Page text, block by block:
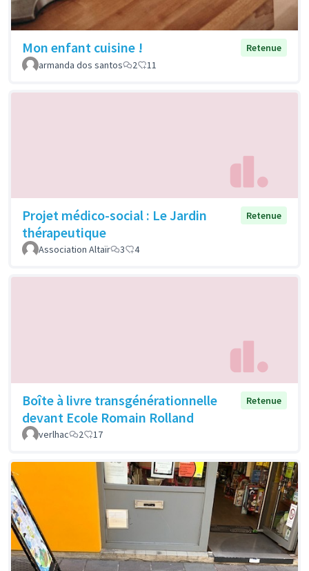
Mon enfant cuisine !
Retenue
armanda dos santos
2 11
Projet médico-social : Le Jardin
thérapeutique
Retenue
Association Altaïr 3 4
Boîte à livre transgénérationnelle
devant Ecole Romain Rolland
Retenue
verlhac 2 17